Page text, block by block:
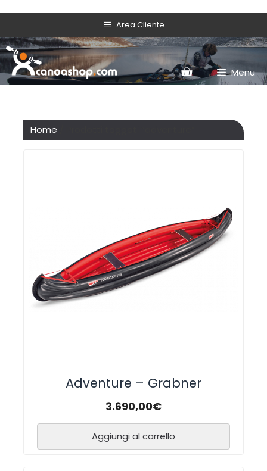
Area Cliente
Menu
Home
Adventure – Grabner
3.690,00€
Aggiungi al carrello